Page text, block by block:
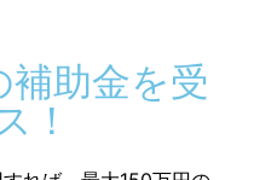
助金を受
！